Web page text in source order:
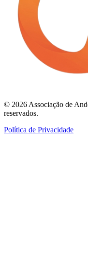
© 2026 Associação de
reservados.
Política de Privacidade